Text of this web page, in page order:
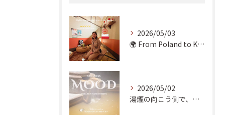
2026/05/03
🌍 From Poland to Kyoto! 🇵🇱✨
2026/05/02
湯煙の向こう側で、魂の輪郭を整える。